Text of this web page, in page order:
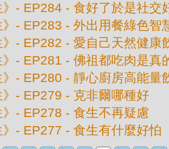
》- EP284 - 食好了於是社交
》- EP283 - 外出用餐綠色智
》- EP282 - 愛自己天然健康
》- EP281 - 佛祖都吃肉是真
》- EP280 - 靜心廚房高能量
》- EP279 - 克非爾哪種好
》- EP278 - 食生不再疑慮
》- EP277 - 食生有什麼好怕